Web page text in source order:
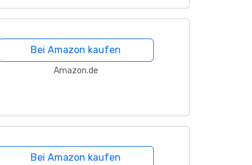
Bei Amazon kaufen
Amazon.de
Bei Amazon kaufen